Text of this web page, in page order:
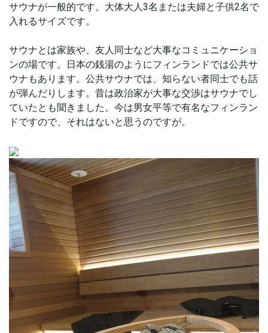
サウナが一般的です。大体大人 3名または夫婦と子供2名で
入れるサイズです。
サウナとは家族や、友人同士など大事なコミュニケーショ
ンの場です。日本の銭湯のようにフィンランドでは公共サ
ウナもあります。公共サウナでは、知らない者同士でも話
が弾んだりします。昔は政治家が大事な交渉はサウナでし
ていたとも聞きました。今は男女平等で有名なフィンラン
ドですので、それはないと思うのですが。